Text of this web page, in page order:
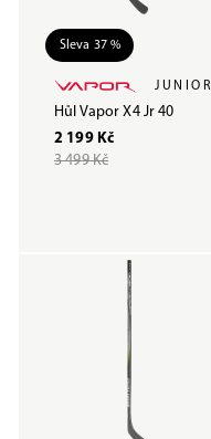
Sleva 37 %
JUNIOR
Hůl Vapor X4 Jr 40
2 199 Kč
3 499 Kč